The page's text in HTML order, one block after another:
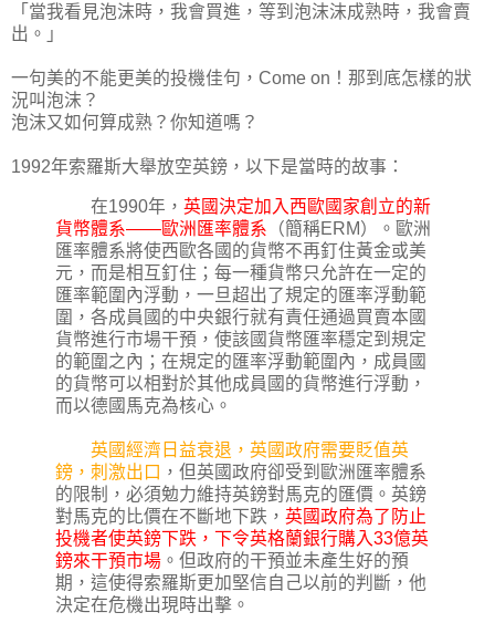
「當我看見泡沫時，我會買進，等到泡沫沫成熟時，我會賣
出。」
一句美的不能更美的投機佳句，Come on！那到底怎樣的狀
況叫泡沫？
泡沫又如何算成熟？你知道嗎？
1992年索羅斯大舉放空英鎊，以下是當時的故事：
在1990年， 英國決定加入西歐國家創立的新
貨幣體系——歐洲匯率體系 （簡稱ERM）。歐洲
匯率體系將使西歐各國的貨幣不再釘住黃金或美
元，而是相互釘住；每一種貨幣只允許在一定的
匯率範圍內浮動，一旦超出了規定的匯率浮動範
圍，各成員國的中央銀行就有責任通過買賣本國
貨幣進行市場干預，使該國貨幣匯率穩定到規定
的範圍之內；在規定的匯率浮動範圍內，成員國
的貨幣可以相對於其他成員國的貨幣進行浮動，
而以德國馬克為核心。
英國經濟日益衰退，英國政府需要貶值英
鎊，刺激出口 ，但英國政府卻受到歐洲匯率體系
的限制，必須勉力維持英鎊對馬克的匯價。英鎊
對馬克的比價在不斷地下跌， 英國政府為了防止
投機者使英鎊下跌，下令英格蘭銀行購入33億英
鎊來干預市場 。但政府的干預並未產生好的預
期，這使得索羅斯更加堅信自己以前的判斷，他
決定在危機出現時出擊。